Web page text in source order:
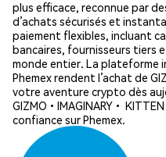
plus efficace, reconnue par
d’achats sécurisés et
paiement flexibles, incluant
bancaires, fournisseurs tiers
monde entier. La plateforme
Phemex rendent l’achat de
votre aventure crypto dès
GIZMO•IMAGINARY•
confiance sur Phemex.